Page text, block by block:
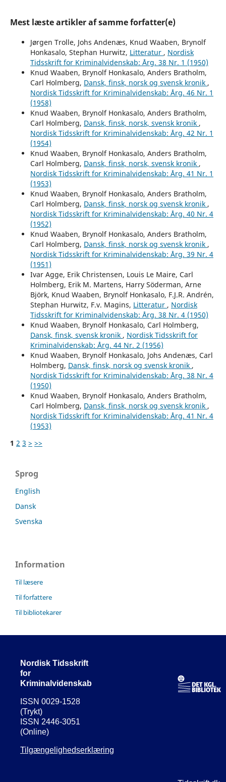
Mest læste artikler af samme forfatter(e)
Jørgen Trolle, Johs Andenæs, Knud Waaben, Brynolf
Honkasalo, Stephan Hurwitz, Litteratur , Nordisk
Tidsskrift for Kriminalvidenskab: Årg. 38 Nr. 1 (1950)
Knud Waaben, Brynolf Honkasalo, Anders Bratholm,
Carl Holmberg, Dansk, finsk, norsk og svensk kronik ,
Nordisk Tidsskrift for Kriminalvidenskab: Årg. 46 Nr. 1
(1958)
Knud Waaben, Brynolf Honkasalo, Anders Bratholm,
Carl Holmberg, Dansk, finsk, norsk, svensk kronik ,
Nordisk Tidsskrift for Kriminalvidenskab: Årg. 42 Nr. 1
(1954)
Knud Waaben, Brynolf Honkasalo, Anders Bratholm,
Carl Holmberg, Dansk, finsk, norsk, svensk kronik ,
Nordisk Tidsskrift for Kriminalvidenskab: Årg. 41 Nr. 1
(1953)
Knud Waaben, Brynolf Honkasalo, Anders Bratholm,
Carl Holmberg, Dansk, finsk, norsk og svensk kronik ,
Nordisk Tidsskrift for Kriminalvidenskab: Årg. 40 Nr. 4
(1952)
Knud Waaben, Brynolf Honkasalo, Anders Bratholm,
Carl Holmberg, Dansk, finsk, norsk og svensk kronik ,
Nordisk Tidsskrift for Kriminalvidenskab: Årg. 39 Nr. 4
(1951)
Ivar Agge, Erik Christensen, Louis Le Maire, Carl
Holmberg, Erik M. Martens, Harry Söderman, Arne
Björk, Knud Waaben, Brynolf Honkasalo, F.J.R. Andrén,
Stephan Hurwitz, F.v. Magins, Litteratur , Nordisk
Tidsskrift for Kriminalvidenskab: Årg. 38 Nr. 4 (1950)
Knud Waaben, Brynolf Honkasalo, Carl Holmberg,
Dansk, finsk, svensk kronik , Nordisk Tidsskrift for
Kriminalvidenskab: Årg. 44 Nr. 2 (1956)
Knud Waaben, Brynolf Honkasalo, Johs Andenæs, Carl
Holmberg, Dansk, finsk, norsk og svensk kronik ,
Nordisk Tidsskrift for Kriminalvidenskab: Årg. 38 Nr. 4
(1950)
Knud Waaben, Brynolf Honkasalo, Anders Bratholm,
Carl Holmberg, Dansk, finsk, norsk og svensk kronik ,
Nordisk Tidsskrift for Kriminalvidenskab: Årg. 41 Nr. 4
(1953)
1 2 3 > >>
Sprog
English
Dansk
Svenska
Information
Til læsere
Til forfattere
Til bibliotekarer
Nordisk Tidsskrift
for
Kriminalvidenskab
ISSN 0029-1528
(Trykt)
ISSN 2446-3051
(Online)
Tilgængelighedserklæring